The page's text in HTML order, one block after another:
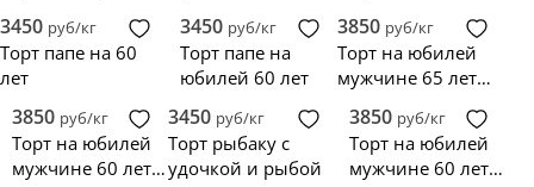
черный
3450 руб/кг
Торт папе на 60
лет
3450 руб/кг
Торт папе на
юбилей 60 лет
3850 руб/кг
Торт на юбилей
мужчине 65 лет
3850 руб/кг
Торт на юбилей
мужчине 60 лет
3450 руб/кг
Торт рыбаку с
удочкой и рыбой
3850 руб/кг
Торт на юбилей
мужчине 60 лет с